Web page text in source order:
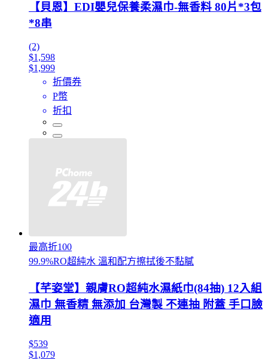
【貝恩】EDI嬰兒保養柔濕巾-無香料 80片*3包
*8串
(2)
$1,598
$1,999
折價券
P幣
折扣
最高折100
99.9%RO超純水 溫和配方擦拭後不黏膩
【芊姿堂】親膚RO超純水濕紙巾(84抽) 12入組
濕巾 無香精 無添加 台灣製 不連抽 附蓋 手口臉
適用
$539
$1,079